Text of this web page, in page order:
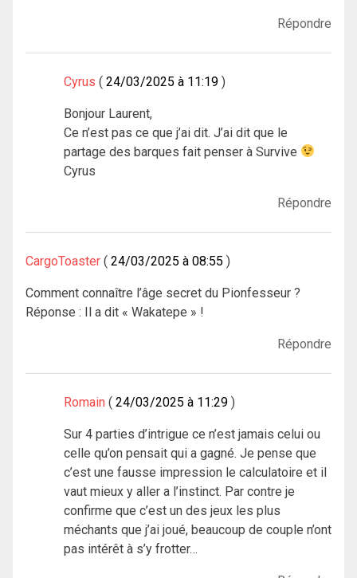
Répondre
Cyrus 24/03/2025 à 11:19
Bonjour Laurent,
Ce n’est pas ce que j’ai dit. J’ai dit que le
partage des barques fait penser à Survive
Cyrus
Répondre
CargoToaster 24/03/2025 à 08:55
Comment connaître l’âge secret du Pionfesseur ?
Réponse : Il a dit « Wakatepe » !
Répondre
Romain 24/03/2025 à 11:29
Sur 4 parties d’intrigue ce n’est jamais celui ou
celle qu’on pensait qui a gagné. Je pense que
c’est une fausse impression le calculatoire et il
vaut mieux y aller a l’instinct. Par contre je
confirme que c’est un des jeux les plus
méchants que j’ai joué, beaucoup de couple n’ont
pas intérêt à s’y frotter…